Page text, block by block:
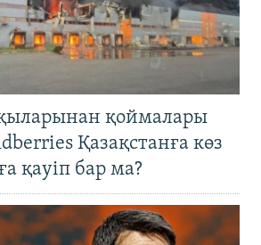
қоймалары
Қазақстанға көз
қауіп бар ма?